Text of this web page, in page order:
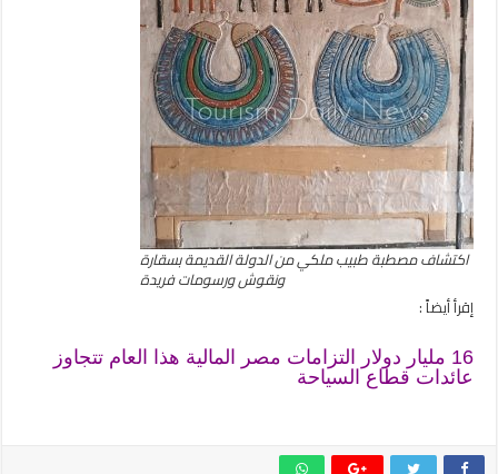
اكتشاف مصطبة طبيب ملكي من الدولة القديمة بسقارة
ونقوش ورسومات فريدة
إقرأ أيضاً :
16 مليار دولار التزامات مصر المالية هذا العام تتجاوز
عائدات قطاع السياحة